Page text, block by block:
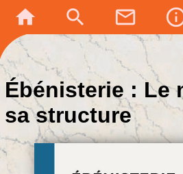
home search mail_outline
Ébénisterie : Le
sa structure